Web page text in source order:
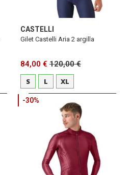
CASTELLI
Gilet Castelli Aria 2 argilla
84,00 € 120,00 €
S
L XL
-30%